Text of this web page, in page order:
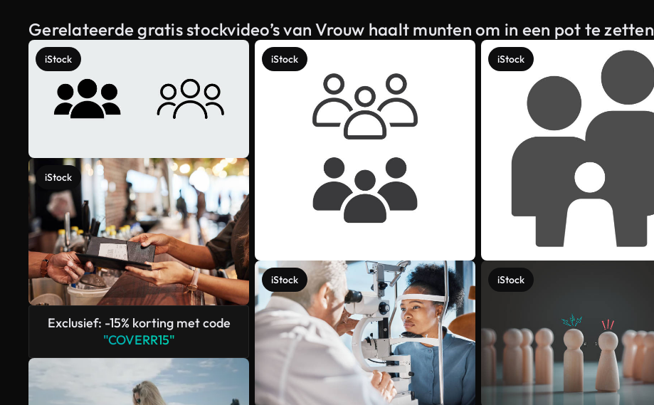
Gerelateerde gratis stockvideo’s van Vrouw haalt munten om in een pot te zetten
iStock
iStock
Exclusief: -15% korting met code
"COVERR15"
iStock
iStock
iStock
iStock